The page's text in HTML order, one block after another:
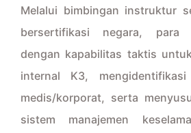
Melalui bimbingan instruktur
bersertifikasi negara, para
dengan kapabilitas taktis
internal K3,
medis/korporat, serta
sistem manajemen